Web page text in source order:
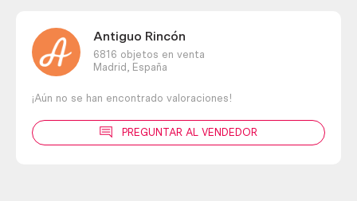
Antiguo Rincón
6816 objetos en venta
Madrid,
España
¡Aún no se han encontrado valoraciones!
PREGUNTAR AL VENDEDOR